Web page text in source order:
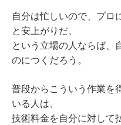
自分は忙しいので、プロ
と安上がりだ、
という立場の人ならば、
のにつくだろう。
普段からこういう作業を
いる人は、
技術料金を自分に対して